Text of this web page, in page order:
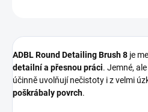
ADBL Round Detailing Brush 8 je
detailní a přesnou práci. Jemné,
účinně uvolňují nečistoty i z velmi
poškrábaly povrch.